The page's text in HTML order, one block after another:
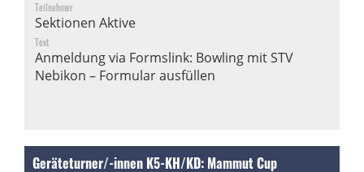
Teilnehmer
Sektionen Aktive
Text
Anmeldung via Formslink: Bowling mit STV
Nebikon – Formular ausfüllen
Geräteturner/-innen K5-KH/KD: Mammut Cup